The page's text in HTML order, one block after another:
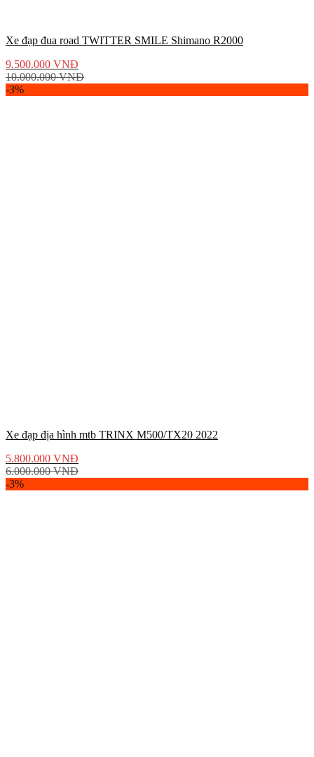
Xe đạp đua road TWITTER SMILE Shimano R2000
9.500.000 VNĐ
10.000.000VNĐ
-3%
Xe đạp địa hình mtb TRINX M500/TX20 2022
5.800.000 VNĐ
6.000.000VNĐ
-3%